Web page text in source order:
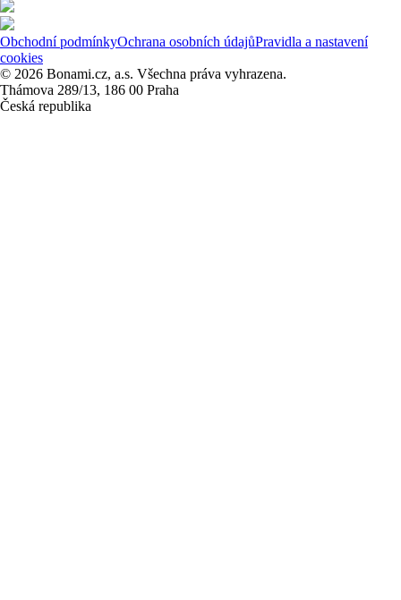
Obchodní podmínkyOchrana osobních údajůPravidla a nastavení
cookies
© 2026 Bonami.cz, a.s. Všechna práva vyhrazena.
Thámova 289/13, 186 00 Praha
Česká republika